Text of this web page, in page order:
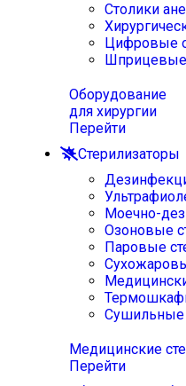
Столики
Цифровые
Оборудование
для хирургии
Перейти
Стерилизаторы
Моечно-
Озоновые
Паровые
Медицинские
Перейти